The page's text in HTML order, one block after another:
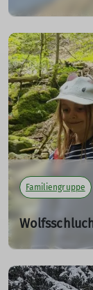
Vier quirlige
Traumhaftes
Die
Wochenende
mehr erfahren
Familiengruppe
Tief in den
Auf steilen